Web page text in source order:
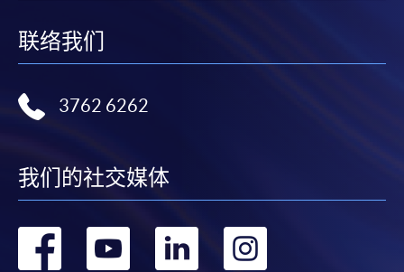
联络我们
3762 6262
我们的社交媒体
转 转 转 转